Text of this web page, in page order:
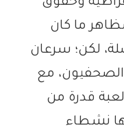
ما كان
لكن؛ سرعان
مع
لعبة قدرة من
نشطاء